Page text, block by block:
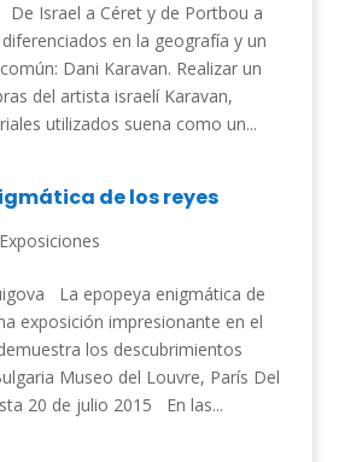
Israel a Céret y de Portbou a
en la geografía y un
Dani Karavan. Realizar un
del artista israelí Karavan,
utilizados suena como un...
de los reyes
Exposiciones
La epopeya enigmática de
exposición impresionante en el
los descubrimientos
Museo del Louvre, París Del
20 dе julio 2015 En las...